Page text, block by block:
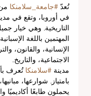
تُعدّ #جامعة_سلامنكا
في أوروبا، وتقع في
التاريخية. وهي خيار
المهتمين باللغة
الإنسانية، والقانون،
الاجتماعية، والتاريخ.
مدينة #سلامنكا تُعرف
بامتياز. شوارعها،
يحملون طابعًا أكاديميًا